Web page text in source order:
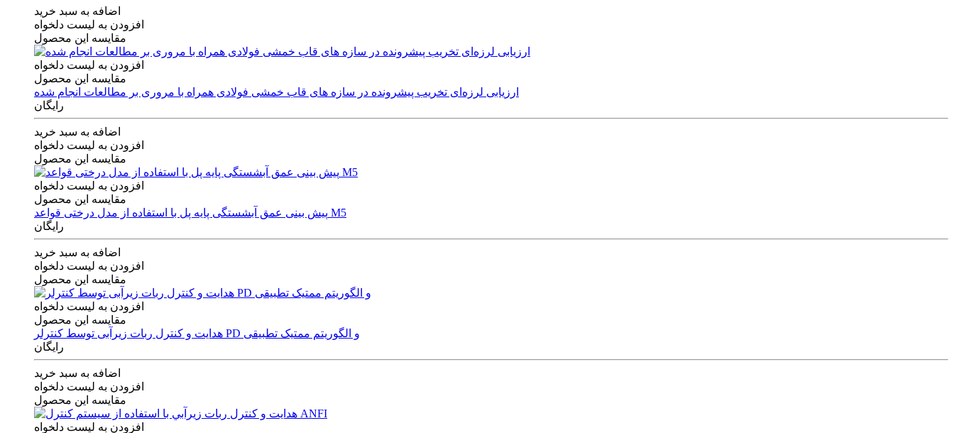
اضافه به سبد خرید
افزودن به لیست دلخواه
مقایسه این محصول
افزودن به لیست دلخواه
مقایسه این محصول
ارزیابی لرزه‌ای تخریب پیشرونده در سازه های قاب خمشی فولادی همراه با مروری بر مطالعات انجام شده
رایگان
اضافه به سبد خرید
افزودن به لیست دلخواه
مقایسه این محصول
افزودن به لیست دلخواه
مقایسه این محصول
پیش بینی عمق آبشستگی پایه پل با استفاده از مدل درختی قواعد M5
رایگان
اضافه به سبد خرید
افزودن به لیست دلخواه
مقایسه این محصول
افزودن به لیست دلخواه
مقایسه این محصول
هدایت و کنترل ربات زیرآبی توسط کنترلر PD و الگوریتم ممتیک تطبیقی
رایگان
اضافه به سبد خرید
افزودن به لیست دلخواه
مقایسه این محصول
افزودن به لیست دلخواه